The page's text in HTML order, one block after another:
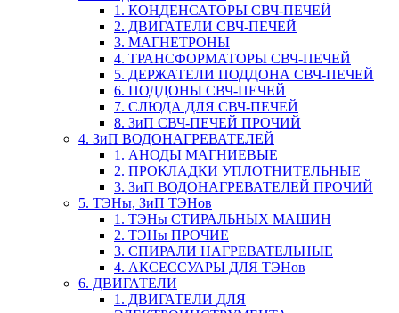
1. КОНДЕНСАТОРЫ СВЧ-ПЕЧЕЙ
2. ДВИГАТЕЛИ СВЧ-ПЕЧЕЙ
3. МАГНЕТРОНЫ
4. ТРАНСФОРМАТОРЫ СВЧ-ПЕЧЕЙ
5. ДЕРЖАТЕЛИ ПОДДОНА СВЧ-ПЕЧЕЙ
6. ПОДДОНЫ СВЧ-ПЕЧЕЙ
7. СЛЮДА ДЛЯ СВЧ-ПЕЧЕЙ
8. ЗиП СВЧ-ПЕЧЕЙ ПРОЧИЙ
4. ЗиП ВОДОНАГРЕВАТЕЛЕЙ
1. АНОДЫ МАГНИЕВЫЕ
2. ПРОКЛАДКИ УПЛОТНИТЕЛЬНЫЕ
3. ЗиП ВОДОНАГРЕВАТЕЛЕЙ ПРОЧИЙ
5. ТЭНы, ЗиП ТЭНов
1. ТЭНы СТИРАЛЬНЫХ МАШИН
2. ТЭНы ПРОЧИЕ
3. СПИРАЛИ НАГРЕВАТЕЛЬНЫЕ
4. АКСЕССУАРЫ ДЛЯ ТЭНов
6. ДВИГАТЕЛИ
1. ДВИГАТЕЛИ ДЛЯ